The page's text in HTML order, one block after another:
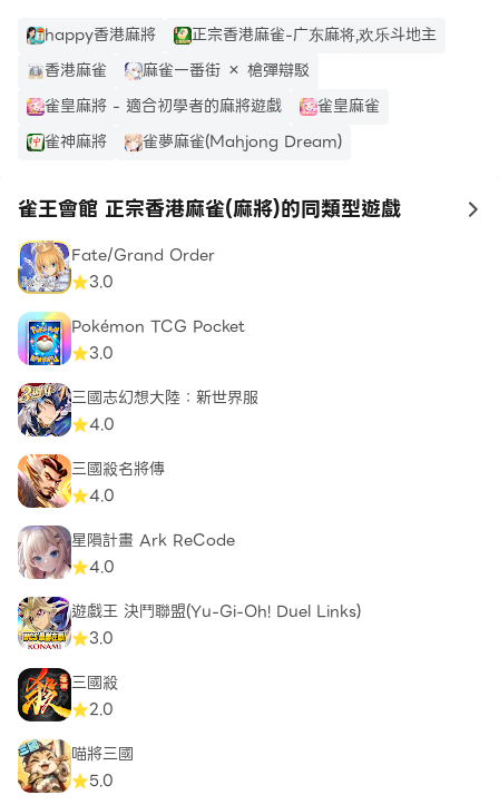
對很多玩家來說這是拆散的行為，但一般出現這種情況的原
因是2萬和5萬其實已經打完，在電腦上看無論3萬，4萬或
是7萬，都是單張牌，如果7萬的取勝機率高於3萬，電就就
會捨3萬而取7萬，很多玩家只看最後牌型，才會覺得留下7
萬丟3萬為「奇怪」舉動，其實此為正常舉動，當然亦不是
Q10. 為什麼摸到花會出自摸？
A10. 因為你手上己經有六隻花，你摸的是第七隻花，你可
以選擇食花胡
Q11. 為什麼我的排名永遠不更新
A11. 一般排名得不到更新的原因是由於你的帳號被系統偵
察出有問題，如果將你的排名列入排行榜會引起其它用家對
公平競爭的質疑。因此你的帳號在伺服器中被刪除，用家輸
打贏要的行為是被禁止的
happy香港麻將
正宗香港麻雀-广东麻将,欢乐斗地主
香港麻雀
麻雀一番街 × 槍彈辯駁
雀皇麻將 - 適合初學者的麻將遊戲
雀皇麻雀
雀神麻將
雀夢麻雀(Mahjong Dream)
雀王會館 正宗香港麻雀(麻將)的同類型遊戲 to
Fate/Grand Order
3.0
Pokémon TCG Pocket
3.0
三國志幻想大陸：新世界服
4.0
三國殺名將傳
4.0
星隕計畫 Ark ReCode
4.0
遊戲王 決鬥聯盟(Yu-Gi-Oh! Duel Links)
3.0
三國殺
2.0
喵將三國
5.0